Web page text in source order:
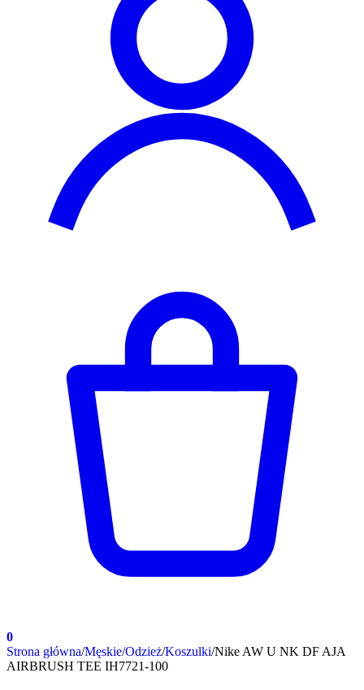
0
Strona główna/Męskie/Odzież/Koszulki/Nike AW U NK DF AJA
AIRBRUSH TEE IH7721-100